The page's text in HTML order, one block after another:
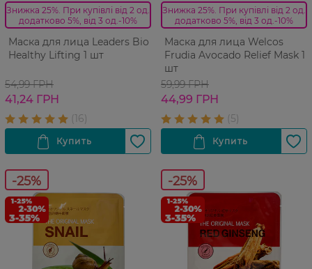
Знижка 25%. При купівлі від 2 од.
додатково 5%, від 3 од.-10%
Маска для лица Leaders Bio
Healthy Lifting 1 шт
54,99 ГРН
41,24 ГРН
Знижка 25%. При купівлі від 2 од.
додатково 5%, від 3 од.-10%
Маска для лица Welcos
Frudia Avocado Relief Mask 1
шт
59,99 ГРН
44,99 ГРН
-25% -25%